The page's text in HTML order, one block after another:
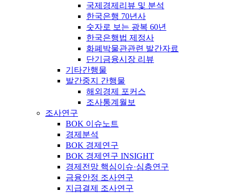
국제경제리뷰 및 분석
한국은행 70년사
숫자로 보는 광복 60년
한국은행법 제정사
화폐박물관관련 발간자료
단기금융시장 리뷰
기타간행물
발간중지 간행물
해외경제 포커스
조사통계월보
조사연구
BOK 이슈노트
경제분석
BOK 경제연구
BOK 경제연구 INSIGHT
경제전망 핵심이슈·심층연구
금융안정 조사연구
지급결제 조사연구